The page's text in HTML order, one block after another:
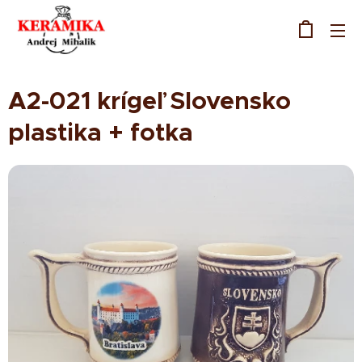
A2-021 krígeľ Slovensko
plastika + fotka